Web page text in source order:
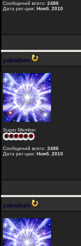
Сообщений всего: 2486
Дата рег-ции: Нояб. 2010
yakodsen
Super Member
Сообщений всего: 2486
Дата рег-ции: Нояб. 2010
yakodsen